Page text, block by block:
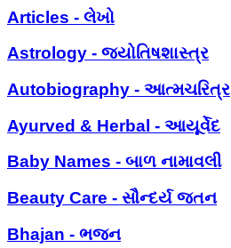
Articles - લેખો
Astrology - જ્યોતિષશાસ્ત્ર
Autobiography - આત્મચરિત્ર
Ayurved & Herbal - આયૂર્વેદ
Baby Names - બાળ નામાવલી
Beauty Care - સૌન્દર્ય જતન
Bhajan - ભજન